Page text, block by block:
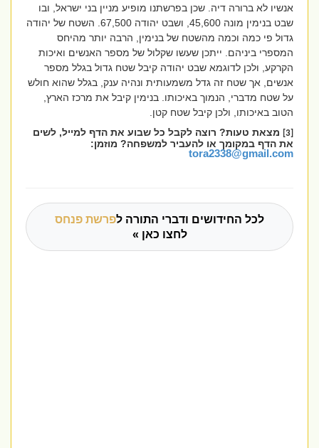
אנשיו לא ברורה דיה. שכן בפרשתנו מופיע מניין בני ישראל, ובו
שבט בנימין מונה 45,600, ושבט יהודה 67,500. השטח של יהודה
גדול פי כמה וכמה מהשטח של בנימין, הרבה יותר מהיחס
המספרי ביניהם. ייתכן שעשו שקלול של מספר האנשים ואיכות
הקרקע, ולכן לדוגמא שבט יהודה קיבל שטח גדול בגלל מספר
אנשים, אך שטח זה גדל משמעותית ונהיה ענק, בגלל שהוא חולש
על שטח מדברי, הנמוך באיכותו. בנימין קיבל את מרכז הארץ,
הטוב באיכותו, ולכן קיבל שטח קטן.
מצאת טעות? רוצה לקבל כל שבוע את הדף למייל, לשים
את הדף במקומך או להעביר למשפחה? מוזמן:
tora2338@gmail.com
לכל החידושים ודברי התורה לפרשת פנחס
לחצו כאן »